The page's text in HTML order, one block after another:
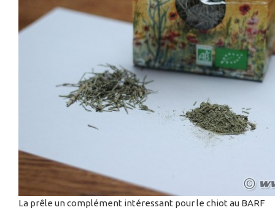
La prêle un complément intéressant pour le chiot au BARF